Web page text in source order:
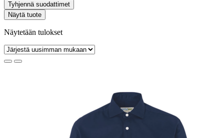
Tyhjennä suodattimet
Näytä tuote
Näytetään tulokset